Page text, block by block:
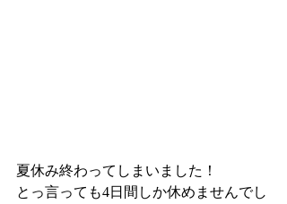
夏休み終わってしまいました！
とっ言っても4日間しか休めませんでし